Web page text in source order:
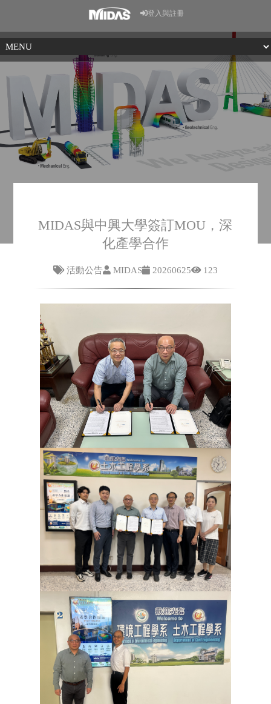
登入與註冊
MIDAS與中興大學簽訂MOU，深
化產學合作
活動公告 MIDAS 20260625 123